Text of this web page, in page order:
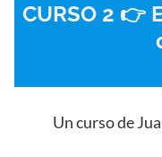
CURSO 2 👉
Un curso de